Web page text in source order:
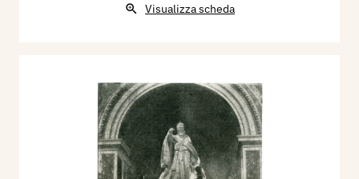
Visualizza scheda